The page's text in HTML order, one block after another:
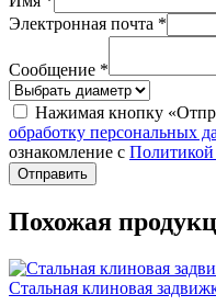
Электронная почта *
Сообщение *
Нажимая кнопку
обработку персональных
ознакомление с Политикой
Отправить
Похожая
Стальная клиновая